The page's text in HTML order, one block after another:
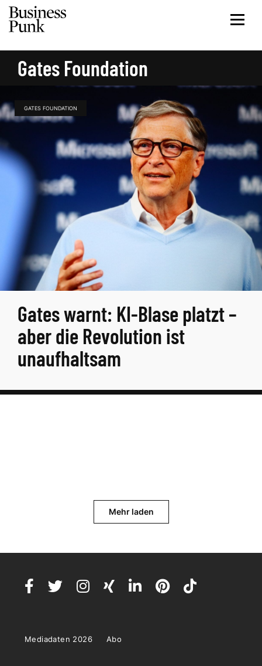
Gates Foundation
GATES FOUNDATION
Gates warnt: KI-Blase platzt –
aber die Revolution ist
unaufhaltsam
Mehr laden
Mediadaten 2026 Abo